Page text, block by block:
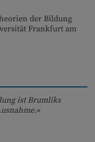
der Bildung
Frankfurt am
ist Brumliks